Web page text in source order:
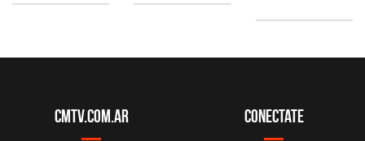
CMTV.com.ar Conectate